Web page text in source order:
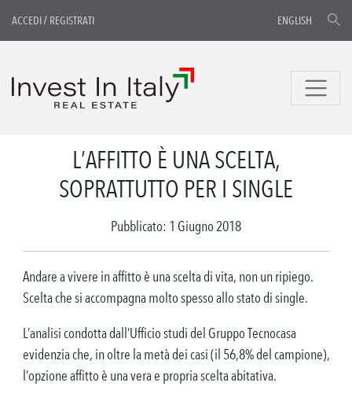
ACCEDI/ REGISTRATI ENGLISH
L’AFFITTO È UNA SCELTA,
SOPRATTUTTO PER I SINGLE
Pubblicato: 1 Giugno 2018
Andare a vivere in affitto è una scelta di vita, non un ripiego.
Scelta che si accompagna molto spesso allo stato di single.
L’analisi condotta dall’Ufficio studi del Gruppo Tecnocasa
evidenzia che, in oltre la metà dei casi (il 56,8% del campione),
l’opzione affitto è una vera e propria scelta abitativa.